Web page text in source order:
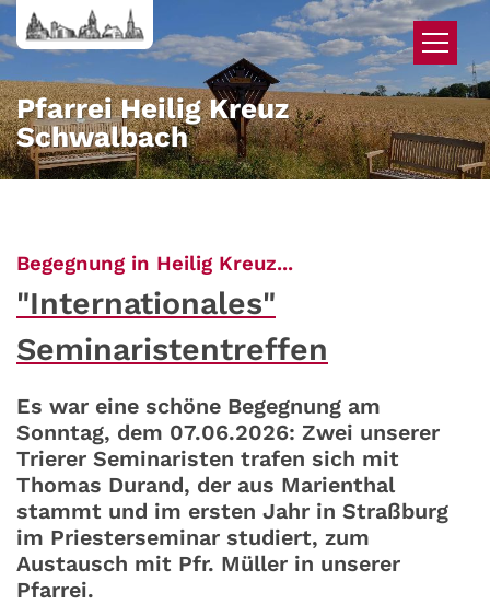
Zum Inhalt springen
Pfarrei Heilig Kreuz
Schwalbach
Begegnung in Heilig Kreuz...:
"Internationales"
Seminaristentreffen
Es war eine schöne Begegnung am
Sonntag, dem 07.06.2026: Zwei unserer
Trierer Seminaristen trafen sich mit
Thomas Durand, der aus Marienthal
stammt und im ersten Jahr in Straßburg
im Priesterseminar studiert, zum
Austausch mit Pfr. Müller in unserer
Pfarrei.